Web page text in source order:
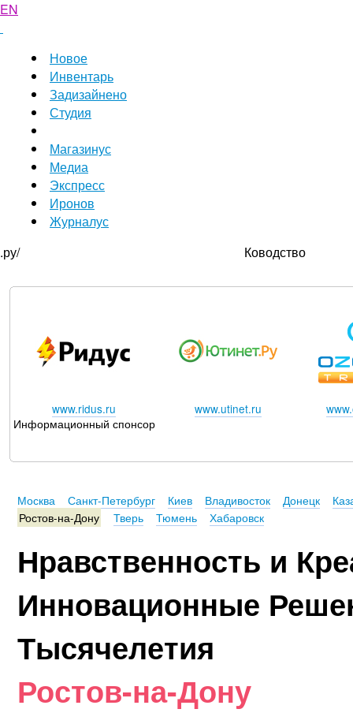
EN
Новое
Инвентарь
Задизайнено
Студия
Магазинус
Медиа
Экспресс
Иронов
Журналус
.ру/
Ководство
www.ridus.ru
Информационный спонсор
www.utinet.ru
Москва Санкт-Петербург Киев Владивосток Донецк
Ростов-на-Дону
Тверь Тюмень Хабаровск
Нравственность и
Инновационные
Тысячелетия
Ростов-на-Дону